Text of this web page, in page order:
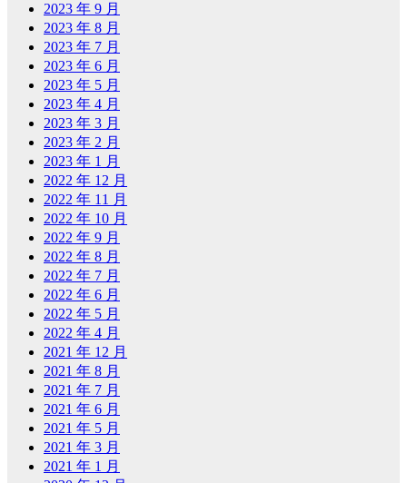
2023 年 9 月
2023 年 8 月
2023 年 7 月
2023 年 6 月
2023 年 5 月
2023 年 4 月
2023 年 3 月
2023 年 2 月
2023 年 1 月
2022 年 12 月
2022 年 11 月
2022 年 10 月
2022 年 9 月
2022 年 8 月
2022 年 7 月
2022 年 6 月
2022 年 5 月
2022 年 4 月
2021 年 12 月
2021 年 8 月
2021 年 7 月
2021 年 6 月
2021 年 5 月
2021 年 3 月
2021 年 1 月